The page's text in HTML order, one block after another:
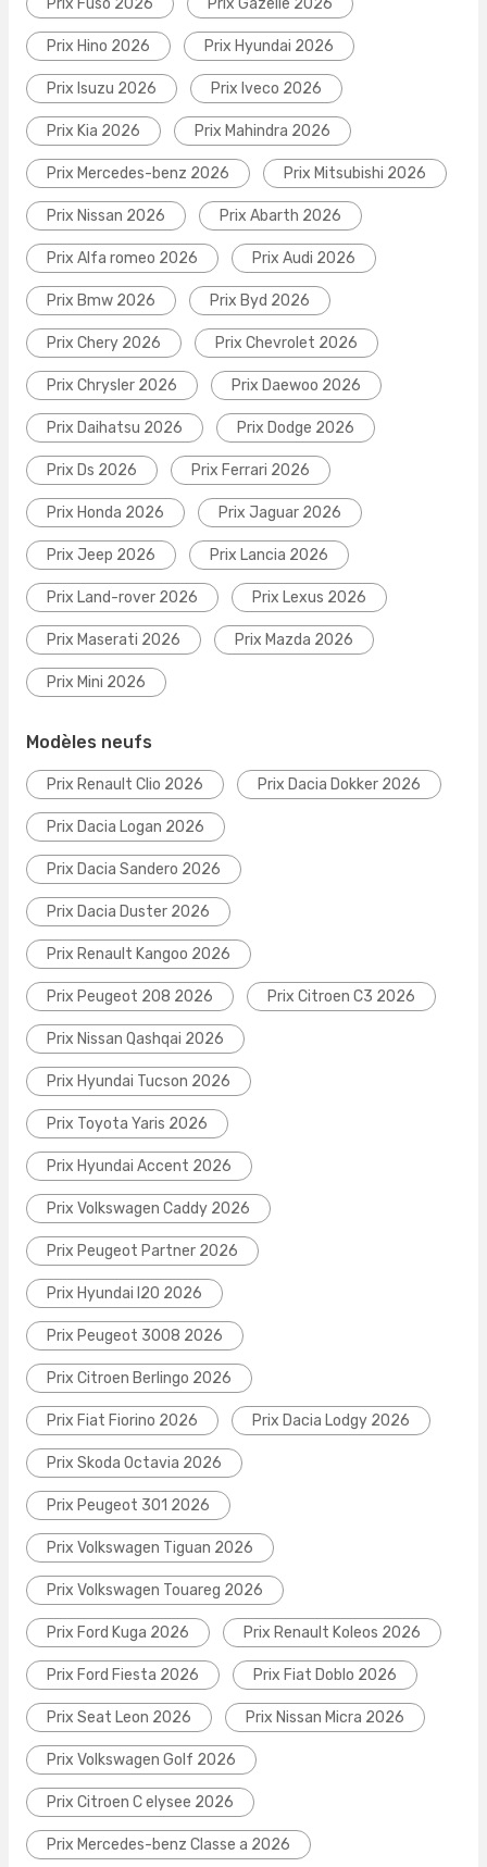
Prix Fuso 2026 Prix Gazelle 2026
Prix Hino 2026 Prix Hyundai 2026
Prix Isuzu 2026 Prix Iveco 2026
Prix Kia 2026 Prix Mahindra 2026
Prix Mercedes-benz 2026 Prix Mitsubishi 2026
Prix Nissan 2026 Prix Abarth 2026
Prix Alfa romeo 2026 Prix Audi 2026
Prix Bmw 2026 Prix Byd 2026
Prix Chery 2026 Prix Chevrolet 2026
Prix Chrysler 2026 Prix Daewoo 2026
Prix Daihatsu 2026 Prix Dodge 2026
Prix Ds 2026 Prix Ferrari 2026
Prix Honda 2026 Prix Jaguar 2026
Prix Jeep 2026 Prix Lancia 2026
Prix Land-rover 2026 Prix Lexus 2026
Prix Maserati 2026 Prix Mazda 2026
Prix Mini 2026
Modèles neufs
Prix Renault Clio 2026 Prix Dacia Dokker 2026
Prix Dacia Logan 2026
Prix Dacia Sandero 2026
Prix Dacia Duster 2026
Prix Renault Kangoo 2026
Prix Peugeot 208 2026 Prix Citroen C3 2026
Prix Nissan Qashqai 2026
Prix Hyundai Tucson 2026
Prix Toyota Yaris 2026
Prix Hyundai Accent 2026
Prix Volkswagen Caddy 2026
Prix Peugeot Partner 2026
Prix Hyundai I20 2026
Prix Peugeot 3008 2026
Prix Citroen Berlingo 2026
Prix Fiat Fiorino 2026 Prix Dacia Lodgy 2026
Prix Skoda Octavia 2026
Prix Peugeot 301 2026
Prix Volkswagen Tiguan 2026
Prix Volkswagen Touareg 2026
Prix Ford Kuga 2026 Prix Renault Koleos 2026
Prix Ford Fiesta 2026 Prix Fiat Doblo 2026
Prix Seat Leon 2026 Prix Nissan Micra 2026
Prix Volkswagen Golf 2026
Prix Citroen C elysee 2026
Prix Mercedes-benz Classe a 2026